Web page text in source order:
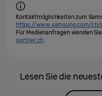
Kontaktmöglichkeiten zum
https://www.samsung.com/
Für Medienanfragen wenden
partner.ch.
Lesen Sie die